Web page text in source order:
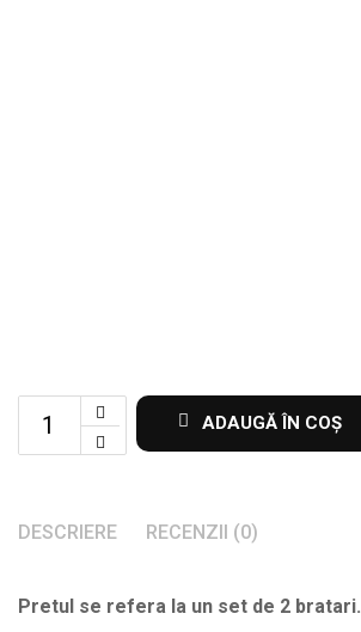
Set
pentru
cu
ADAUGĂ ÎN COȘ
DESCRIERE RECENZII (0)
Pretul se refera la un set de 2 bratari.